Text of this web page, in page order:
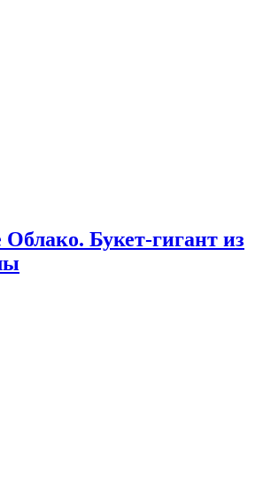
Букет-гигант из